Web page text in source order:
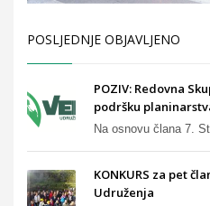
POSLJEDNJE OBJAVLJENO
POZIV: Redovna
podršku
Na osnovu člana 7.
KONKURS za pet
Udruženja